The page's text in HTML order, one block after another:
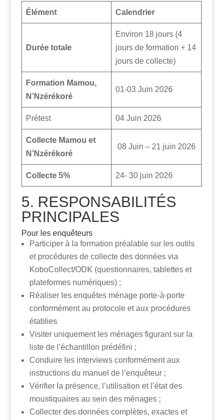
Élément Calendrier
Durée totale
Environ 18 jours (4
jours de formation + 14
jours de collecte)
Formation Mamou,
N’Nzérékoré
01-03 Juin 2026
Prétest 04 Juin 2026
Collecte Mamou et
N’Nzérékoré
08 Juin – 21 juin 2026
Collecte 5% 24- 30 juin 2026
5. RESPONSABILITÉS
PRINCIPALES
Pour les enquêteurs
Participer à la formation préalable sur les outils
et procédures de collecte des données via
KoboCollect/ODK (questionnaires, tablettes et
plateformes numériques) ;
Réaliser les enquêtes ménage porte-à-porte
conformément au protocole et aux procédures
établies
Visiter uniquement les ménages figurant sur la
liste de l’échantillon prédéfini ;
Conduire les interviews conformément aux
instructions du manuel de l’enquêteur ;
Vérifier la présence, l’utilisation et l’état des
moustiquaires au sein des ménages ;
Collecter des données complètes, exactes et